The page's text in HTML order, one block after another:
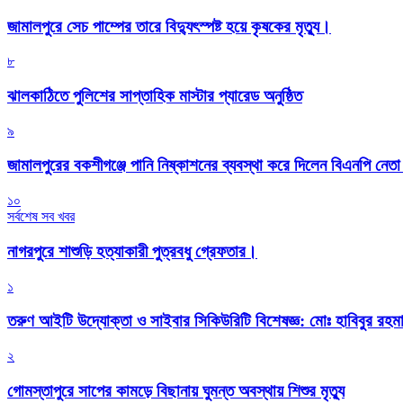
জামালপুরে সেচ পাম্পের তারে বিদ্যুৎস্পষ্ট হয়ে কৃষকের মৃত্যু।
৮
‎ঝালকাঠিতে পুলিশের সাপ্তাহিক মাস্টার প্যারেড অনুষ্ঠিত
৯
জামালপুরের বকশীগঞ্জে পানি নিষ্কাশনের ব্যবস্থা করে দিলেন বিএনপি
১০
সর্বশেষ সব খবর
নাগরপুরে শাশুড়ি হত্যাকারী পুত্রবধু গ্রেফতার।
১
তরুণ আইটি উদ্যোক্তা ও সাইবার সিকিউরিটি বিশেষজ্ঞ: মোঃ হাবিবুর
২
গোমস্তাপুরে সাপের কামড়ে বিছানায় ঘুমন্ত অবস্থায় শিশুর মৃত্যু